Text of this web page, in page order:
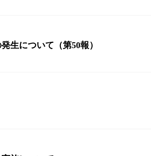
生について（第50報）